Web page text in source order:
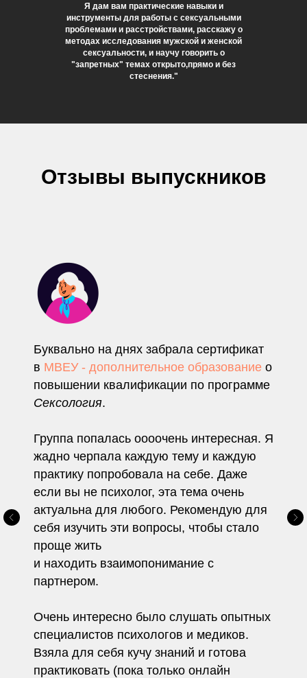
Я дам вам практические навыки и
инструменты для работы с сексуальными
проблемами и расстройствами, расскажу о
методах исследования мужской и женской
сексуальности, и научу говорить о
"запретных" темах открыто,прямо и без
стеснения."
Отзывы выпускников
Буквально на днях забрала сертификат
в МВЕУ - дополнительное образование о
повышении квалификации по программе
Сексология.
Группа попалась оооочень интересная. Я
жадно черпала каждую тему и каждую
практику попробовала на себе. Даже
если вы не психолог, эта тема очень
актуальна для любого. Рекомендую для
себя изучить эти вопросы, чтобы стало
проще жить
и находить взаимопонимание с
партнером.
Очень интересно было слушать опытных
специалистов психологов и медиков.
Взяла для себя кучу знаний и готова
практиковать (пока только онлайн
Оставьте контактные
данные,
мы перезвоним Вам!